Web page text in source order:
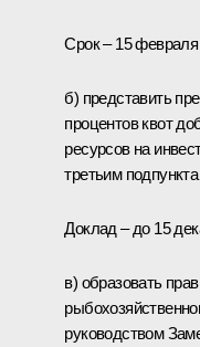
Срок – 15 февраля
б) представить
процентов квот
ресурсов на
третьим
Доклад – до 15
в) образовать
руководством